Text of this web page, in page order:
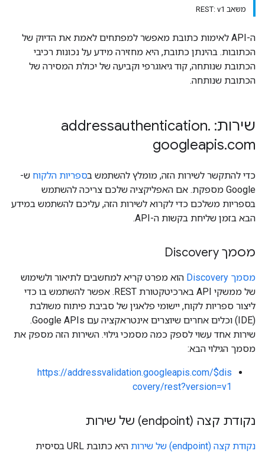
משאב REST: v1
ה-API לאימות כתובת מאפשר למפתחים לאמת את הדיוק של
הכתובות. בהינתן כתובת, היא מחזירה מידע על נכונות רכיבי
הכתובת שנותחה, קוד גיאוגרפי וקביעה של יכולת המסירה של
הכתובת שנותחה.
שירות: addressauthentication .
googleapis.com
כדי להתקשר לשירות הזה, מומלץ להשתמש בספריות הלקוח ש-
Google מספקת. אם האפליקציה שלכם צריכה להשתמש
בספריות משלכם כדי לקרוא לשירות הזה, עליכם להשתמש במידע
הבא בזמן שליחת בקשות ה-API.
מסמך Discovery
מסמך Discovery
הוא מפרט קריא למחשבים לתיאור ולשימוש
של ממשקי API בארכיטקטורת REST. אפשר להשתמש בו כדי
ליצור ספריות לקוח, יישומי פלאגין של סביבת פיתוח משולבת
(IDE) וכלים אחרים שיוצרים אינטראקציה עם Google APIs.
שירות אחד עשוי לספק כמה מסמכי גילוי. השירות הזה מספק את
מסמך הגילוי הבא:
https://addressvalidation.googleapis.com/$dis
covery/rest?version=v1
נקודת קצה (endpoint) של שירות
נקודת קצה (endpoint) של שירות
היא כתובת URL בסיסית